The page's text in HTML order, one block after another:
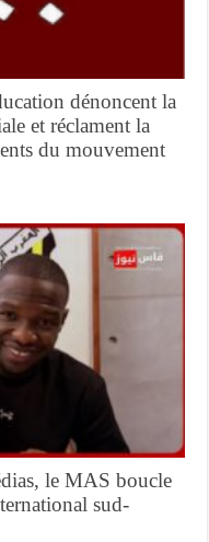
dénoncent la
et réclament la
du mouvement
le MAS boucle
sud-